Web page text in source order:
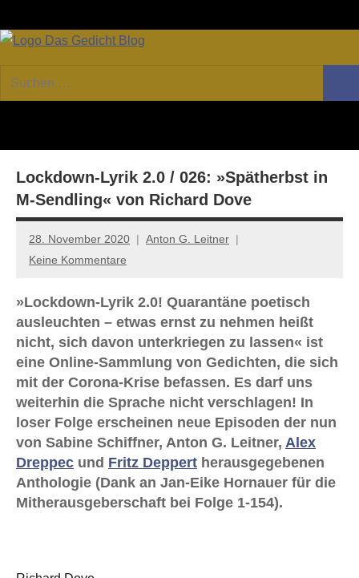
Inhalt
GEDICHT
Forum
von
Lyrik,
Essay
Suchen
nach:
Lockdown-Lyrik 2.0 / 026: »Spätherbst in
M-Sendling« von Richard Dove
28. November 2020
Anton G. Leitner
Keine Kommentare
»Lockdown-Lyrik 2.0! Quarantäne poetisch
ausleuchten – etwas ernst zu nehmen heißt
nicht, sich davon unterkriegen zu lassen« ist
eine Online-Sammlung von Gedichten, die sich
mit der Corona-Krise befassen. Es darf uns
weiterhin die Sprache nicht verschlagen! In
loser Folge erscheinen neue Episoden der nun
von Sabine Schiffner, Anton G. Leitner, Alex
Dreppec und Fritz Deppert herausgegebenen
Anthologie (Dank an Jan-Eike Hornauer für die
Mitherausgeberschaft bei Folge 1-154).